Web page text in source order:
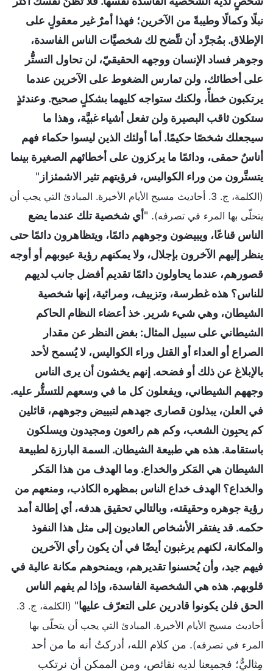
نبلًا وكمالًا وطيبةً من الآخرين؛ فهذا أمرٌ غير معقولٍ على
الإطلاق. بمُجرَّد أن تتَّضح لك شخصيَّات الناس الفاسدة،
وجوهر فساد الإنسان ووجهه الحقيقيّ، لن تحاول التستُّر
على أخطائك، ولن تمارس الضغوط على الآخرين عندما
يرتكبون خطأً، ولكنك ستواجه كليهما بشكلٍ صحيح. وعندئذٍ
ستكون ثاقب البصيرة ولن تفعل أشياء غبيَّة، وهذا ما
سيجعلك شخصًا حكيمًا. أما أولئك الذين ليسوا حكماء فهم
أناسٌ حمقى، ودائمًا ما يركزون على أخطائهم الصغيرة بينما
يتستَّرون من وراء الكواليس، فرؤيتهم تثير الاشمئزاز "
(الكلمة، ج. 3. أحاديث مسيح الأيام الأخيرة. المبادئ التي يجب أن
يتحلّى بها المرء في تصرفه). "أي شخصية تلك عندما يضع
الناس قناعًا، ويبيضون وجوههم دائمًا، ويتظاهرون دائمًا حتى
ينظر إليهم الآخرون بإجلال، ولا يمكنهم رؤية عيوبهم أو أوجه
قصورهم، عندما يحاولون دائمًا تقديم أفضل جانب لديهم
للناس؟ هذه غطرسة، وتزييف، ومرائية، إنها شخصية
الشيطان، وهي شيء شرير. خذ أعضاء النظام الحاكم
الشيطاني على سبيل المثال: بغض النظر عن مقدار
الصراع أو العداء أو القتل وراء الكواليس، لا يُسمح لأحد
بالإبلاغ عن ذلك أو فضحه. إنهم يخشون أن يرى الناس
وجههم الشيطاني، ويفعلون كل ما في وسعهم للتستُّر عليه.
في العلن، يبذلون قصارى جهدهم لتبييض وجوههم، قائلين
كم يحبِون الشعب، وكم هم رائعون ومجيدون ويسلكون
باستقامة. هذه هي طبيعة الشيطان. السمة البارزة لطبيعة
الشيطان هي المَكر والخداع. وما الهدف من هذا المَكر
والخداع؟ الهدف خداع الناس بمظهره الكاذب، ومنعهم من
رؤية جوهره وحقيقته، وبالتالي تحقيق هدفه، أي إطالة أمد
حكمه. قد يفتقر الأشخاص العاديون إلى مثل هذا النفوذ
والمكانة، لكنهم يرغبون أيضًا في أن يكون رأي الآخرين
فيهم جيد، وأن يُحسنوا تقديرهم، ويمنحوهم مكانة عالية في
قلوبهم. هذه هي الشخصية الفاسدة، وإذا لم يفهم الناس
الحق فلن يكونوا قادرين على التعرّف عليها"
(الكلمة، ج. 3.
أحاديث مسيح الأيام الأخيرة. المبادئ التي يجب أن يتحلّى بها
المرء في تصرفه). من كلام الله، أدركتُ أنه ما من أحد
مِثاليٌّ؛ فجميعنا لديه نقائص، ومن الممكن أن نرتكب